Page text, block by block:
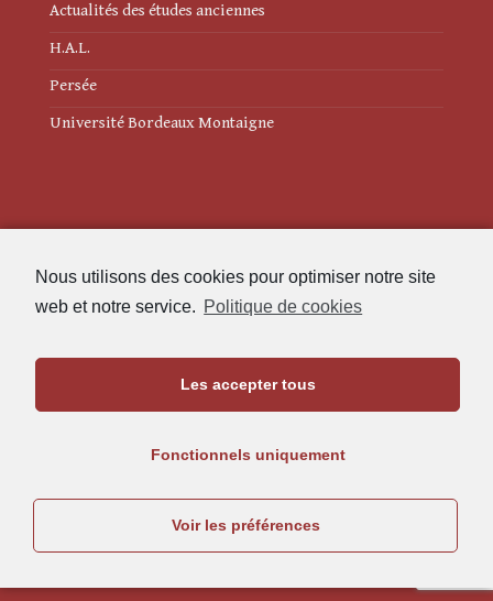
Nous utilisons des cookies pour optimiser notre site
web et notre service. Politique de cookies
Les accepter tous
Fonctionnels uniquement
Voir les préférences
Actualités des études anciennes
H.A.L.
Persée
Université Bordeaux Montaigne
Politique de cookies (UE)
Maison de l'Archéologie
05.57.12.45.63
rea@u-bordeaux-montaigne.fr